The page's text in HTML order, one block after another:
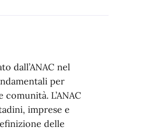
dall’ANAC nel
per
L’ANAC
imprese e
delle